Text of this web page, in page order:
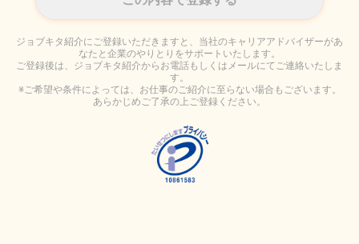
ジョブキタ紹介にご登録いただきますと、当社のキャリアアドバイザーがあ
なたと企業のやりとりをサポートいたします。
ご登録後は、ジョブキタ紹介からお電話もしくはメールにてご連絡いたしま
す。
※ご希望や条件によっては、お仕事のご紹介に至らない場合もございます。
あらかじめご了承の上ご登録ください。